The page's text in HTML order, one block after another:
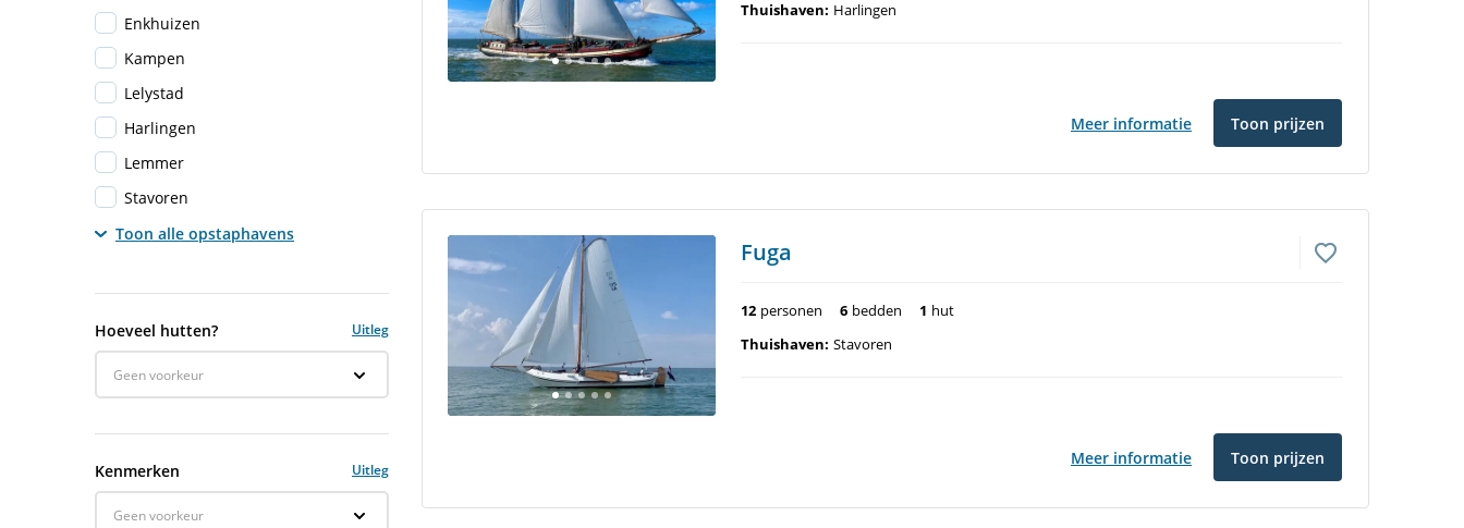
Enkhuizen
Kampen
Lelystad
Harlingen
Lemmer
Stavoren
Toon alle opstaphavens
Hoeveel hutten? Uitleg
Geen voorkeur
Kenmerken Uitleg
Geen voorkeur
Thuishaven: Harlingen
Meer informatie Toon prijzen
Fuga
12 personen 6 bedden 1 hut
Thuishaven: Stavoren
Meer informatie Toon prijzen